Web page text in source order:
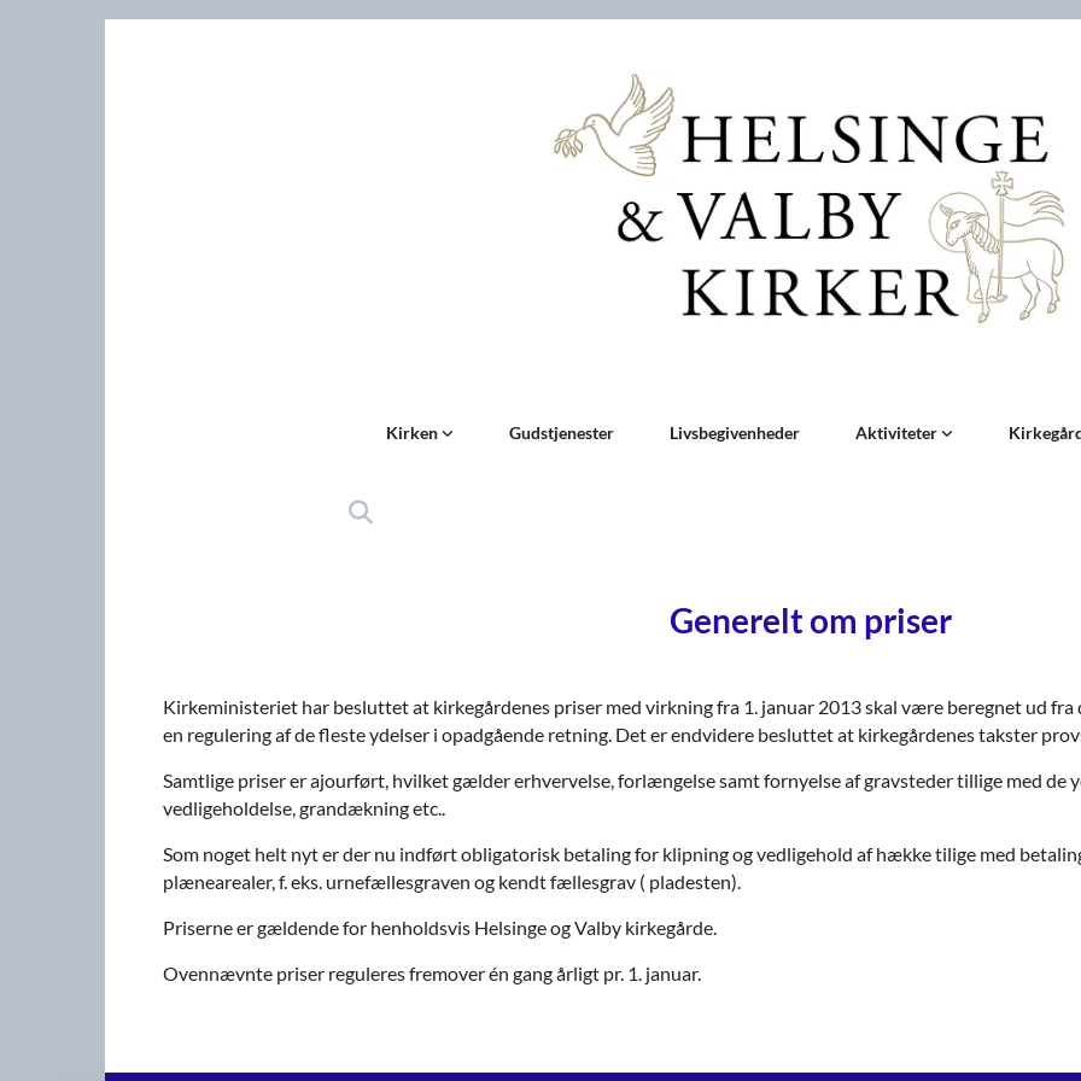
Kirken Gudstjenester Livsbegivenheder Aktiviteter
Generelt om priser
Kirkeministeriet har besluttet at kirkegårdenes priser med virkning fra 1. januar 2013 skal være beregnet ud
en regulering af de fleste ydelser i opadgående retning. Det er endvidere besluttet at kirkegårdenes takster
Samtlige priser er ajourført, hvilket gælder erhvervelse, forlængelse samt fornyelse af gravsteder tillige med de
vedligeholdelse, grandækning etc..
Som noget helt nyt er der nu indført obligatorisk betaling for klipning og vedligehold af hække tilige med
plænearealer, f. eks. urnefællesgraven og kendt fællesgrav ( pladesten).
Priserne er gældende for henholdsvis Helsinge og Valby kirkegårde.
Ovennævnte priser reguleres fremover én gang årligt pr. 1. januar.